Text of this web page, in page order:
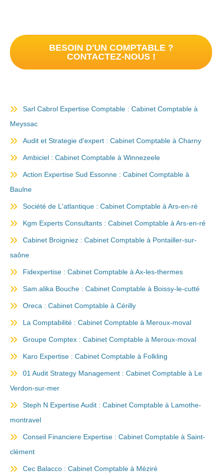
BESOIN D'UN COMPTABLE ?
CONTACTEZ-NOUS !
Sarl Cabrol Expertise Comptable : Cabinet Comptable à
Meyssac
Audit et Strategie d'expert : Cabinet Comptable à Charny
Ambiciel : Cabinet Comptable à Winnezeele
Action Expertise Sud Essonne : Cabinet Comptable à
Baulne
Société de L'atlantique : Cabinet Comptable à Ars-en-ré
Kgm Experts Consultants : Cabinet Comptable à Ars-en-ré
Cabinet Broigniez : Cabinet Comptable à Pontailler-sur-
saône
Fidexpertise : Cabinet Comptable à Ax-les-thermes
Sam.alika Bouche : Cabinet Comptable à Boissy-le-cutté
Oreca : Cabinet Comptable à Cérilly
La Comptabilité : Cabinet Comptable à Meroux-moval
Groupe Comptex : Cabinet Comptable à Meroux-moval
Karo Expertise : Cabinet Comptable à Folkling
01 Audit Strategy Management : Cabinet Comptable à Le
Verdon-sur-mer
Steph N Expertise Audit : Cabinet Comptable à Lamothe-
montravel
Conseil Financiere Expertise : Cabinet Comptable à Saint-
clément
Cec Balacco : Cabinet Comptable à Méziré